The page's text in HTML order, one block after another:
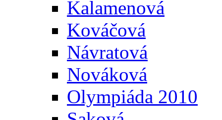
Kalamenová
Kováčová
Návratová
Nováková
Olympiáda 2010